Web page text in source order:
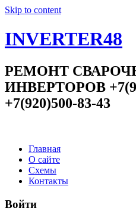
Skip to content
INVERTER48
РЕМОНТ
ИНВЕРТОРОВ
+7(920)500-83-43
Главная
О сайте
Схемы
Контакты
Войти